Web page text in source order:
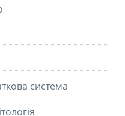
система